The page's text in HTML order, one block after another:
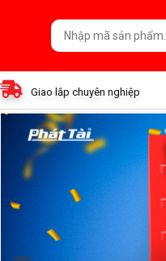
Giao lắp chuyên nghiệp